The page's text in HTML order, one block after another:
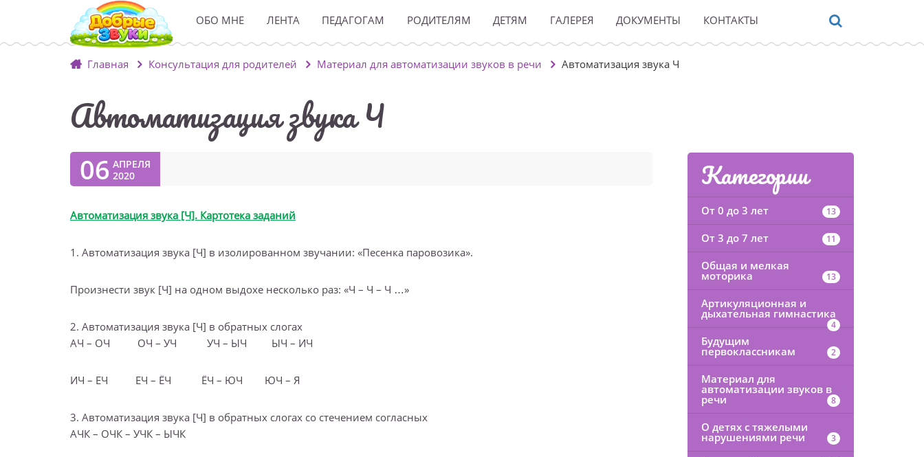
ОБО МНЕ ЛЕНТА ПЕДАГОГАМ РОДИТЕЛЯМ ДЕТЯМ ГАЛЕРЕЯ ДОКУМЕНТЫ КОНТАКТЫ
Главная Консультация для родителей Материал для автоматизации звуков в речи Автоматизация звука Ч
Автоматизация звука Ч
06 АПРЕЛЯ
2020
Автоматизация звука [Ч]. Картотека заданий
1. Автоматизация звука [Ч] в изолированном звучании: «Песенка паровозика».
Произнести звук [Ч] на одном выдохе несколько раз: «Ч – Ч – Ч …»
2. Автоматизация звука [Ч] в обратных слогах
АЧ – ОЧ ОЧ – УЧ УЧ – ЫЧ ЫЧ – ИЧ
ИЧ – ЕЧ ЕЧ – ЁЧ ЁЧ – ЮЧ ЮЧ – Я
3. Автоматизация звука [Ч] в обратных слогах со стечением согласных
АЧК – ОЧК – УЧК – ЫЧК
Категории
От 0 до 3 лет 13
От 3 до 7 лет 11
Общая и мелкая
моторика 13
Артикуляционная и
дыхательная гимнастика
4
Будущим
первоклассникам 2
Материал для
автоматизации звуков в
речи 8
О детях с тяжелыми
нарушениями речи 3